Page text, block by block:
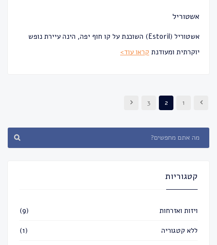
אשטוריל
אשטוריל (Estoril) השוכנת על קו חוף יפה, הינה עיירת נופש
יוקרתית ומעודנת קראו עוד>
1
2
3
קטגוריות
ויזות ואזרחות (9)
ללא קטגוריה (1)